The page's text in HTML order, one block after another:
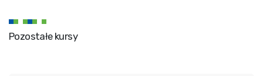
Pozostałe kursy